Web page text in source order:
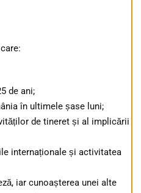
de ani;
în ultimele șase luni;
de tineret și al implicării
internaționale și activitatea
iar cunoașterea unei alte